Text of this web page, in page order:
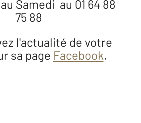
Samedi au 01 64 88
75 88
l'actualité de votre
sa page Facebook.